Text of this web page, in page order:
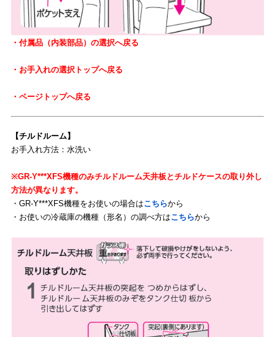
・付属品（内装部品）の選択へ戻る
・お手入れの選択トップへ戻る
・ページトップへ戻る
【チルドルーム】
お手入れ方法：水洗い
※GR-Y***XFS機種のみチルドルーム天井板とチルドケースの取り外し
方法が異なります。
・GR-Y***XFS機種をお使いの場合はこちらから
・お使いの冷蔵庫の機種（形名）の調べ方はこちらから